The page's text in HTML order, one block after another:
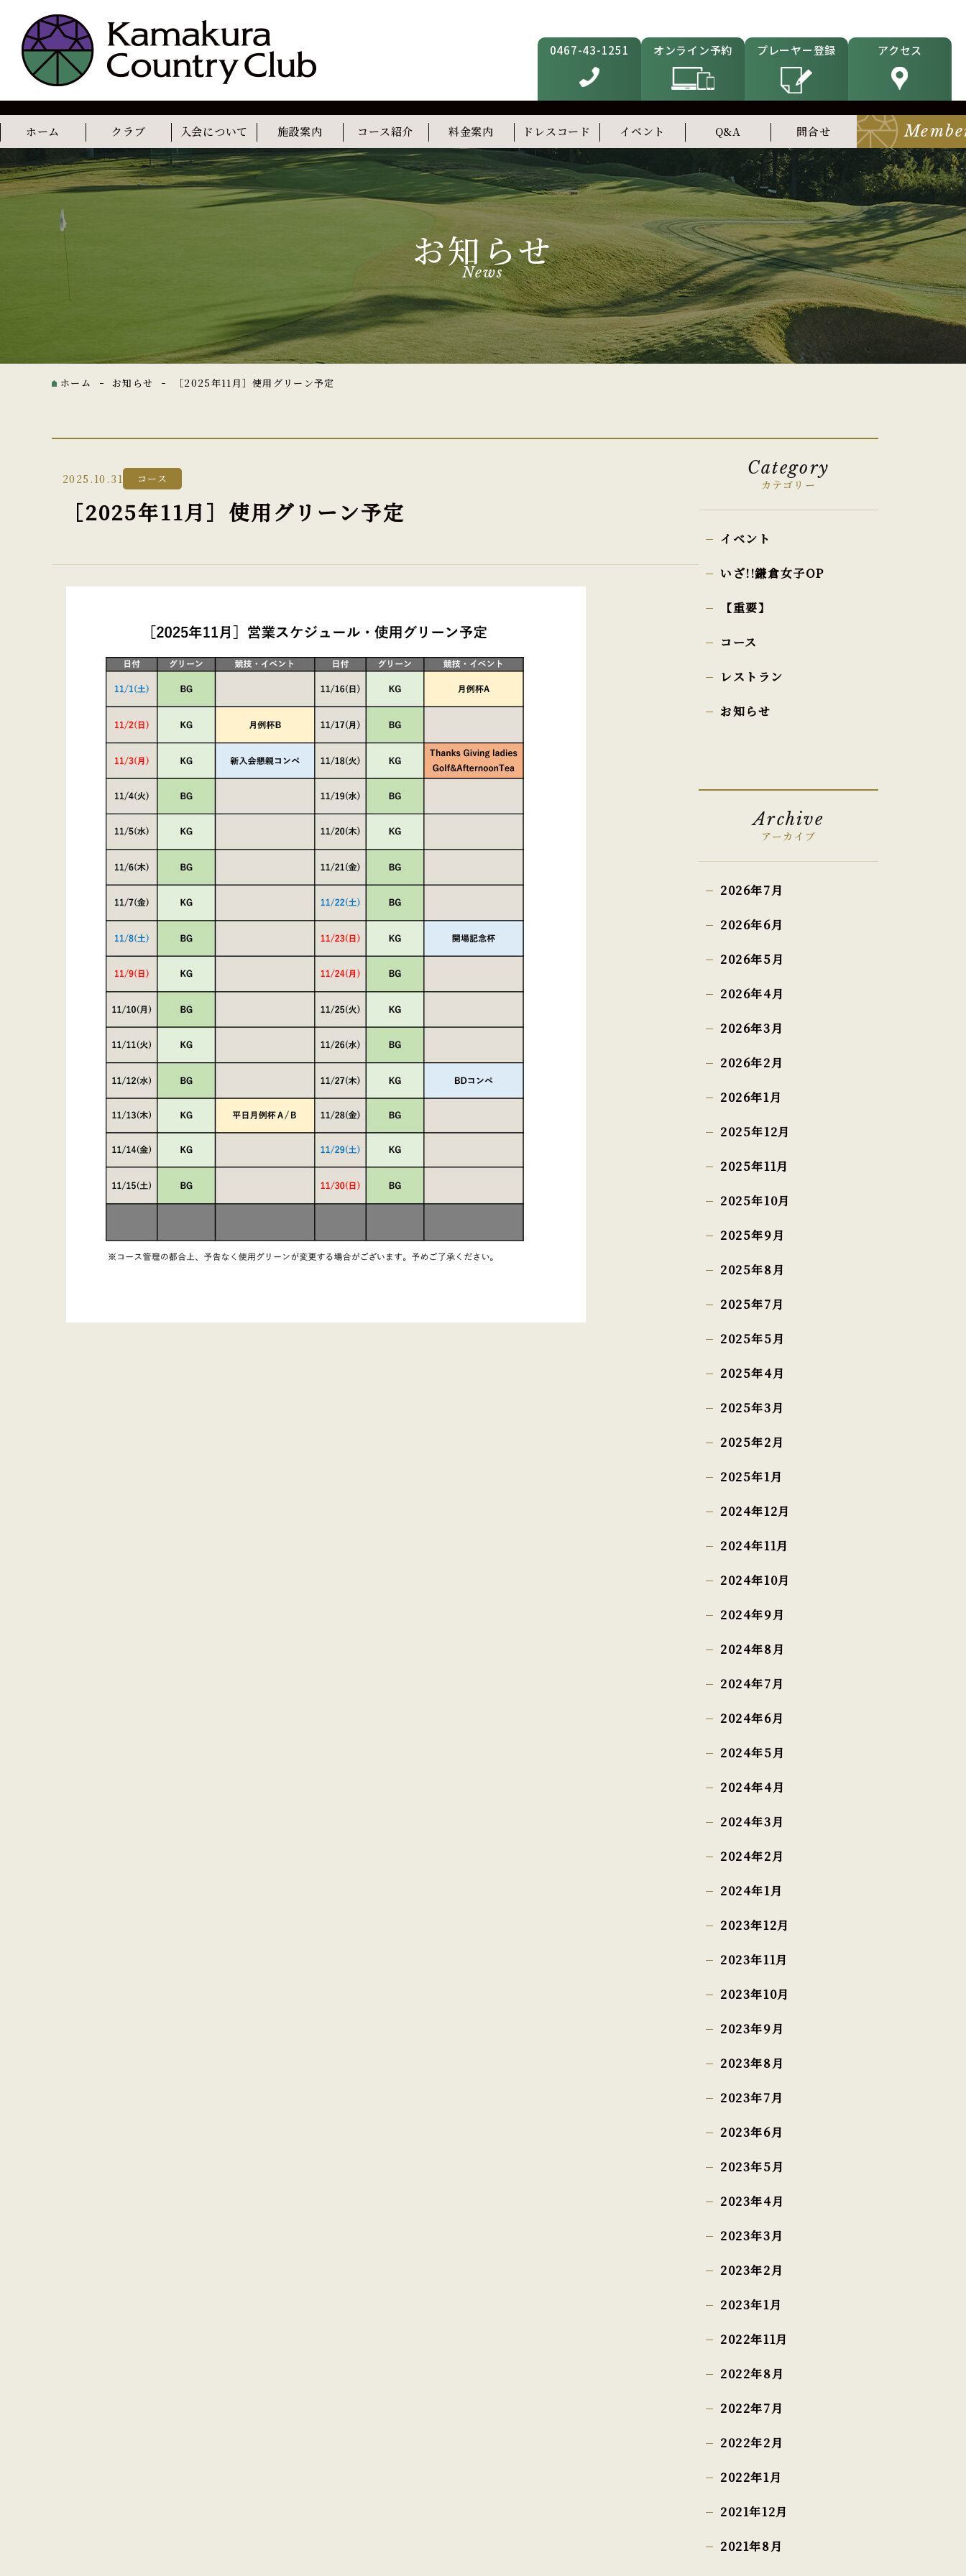
0467-43-1251 オンライン予約 プレーヤー登録 アクセス
ホーム クラブ
コンセプト 歴史
入会について 施設案内
レストラン カフェ フィットネス スタディルーム(準備中) 屋上テラス(準備中)
コース紹介 料金案内 ドレスコード イベント Q&A 問合せ
お知らせ
News
ホーム お知らせ ［2025年11月］使用グリーン予定
2025.10.31 コース
［2025年11月］使用グリーン予定
Category
カテゴリー
イベント
いざ!!鎌倉女子OP
【重要】
コース
レストラン
お知らせ
Archive
アーカイブ
2026年7月
2026年6月
2026年5月
2026年4月
2026年3月
2026年2月
2026年1月
2025年12月
2025年11月
2025年10月
2025年9月
2025年8月
2025年7月
2025年5月
2025年4月
2025年3月
2025年2月
2025年1月
2024年12月
2024年11月
2024年10月
2024年9月
2024年8月
2024年7月
2024年6月
2024年5月
2024年4月
2024年3月
2024年2月
2024年1月
2023年12月
2023年11月
2023年10月
2023年9月
2023年8月
2023年7月
2023年6月
2023年5月
2023年4月
2023年3月
2023年2月
2023年1月
2022年11月
2022年8月
2022年7月
2022年2月
2022年1月
2021年12月
2021年8月